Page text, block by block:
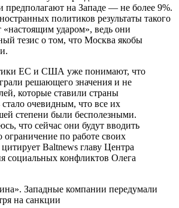
предполагают на Западе — не более 9%.
политиков результаты такого
«настоящим ударом», ведь они
тезис о том, что Москва якобы
ЕС и США уже понимают, что
решающего значения и не
которые ставили страны
стало очевидным, что все их
степени были бесполезными.
что сейчас они будут вводить
ограничение по работе своих
Baltnews главу Центра
социальных конфликтов Олега